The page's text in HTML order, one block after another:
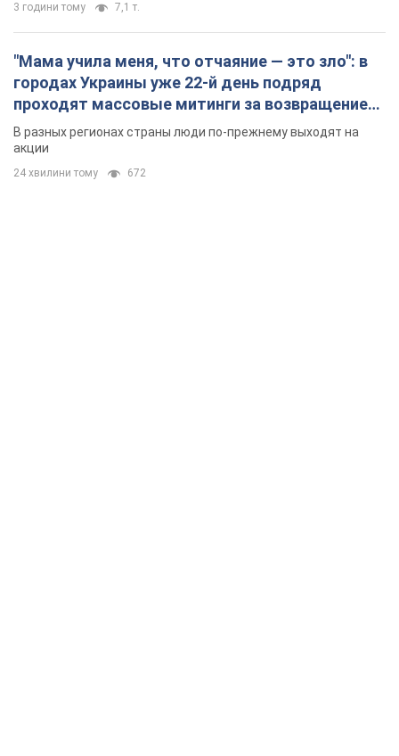
3 години тому 7,1 т.
"Мама учила меня, что отчаяние — это зло": в
городах Украины уже 22-й день подряд
проходят массовые митинги за возвращение
Федорова. Фото и видео
В разных регионах страны люди по-прежнему выходят на
акции
24 хвилини тому 672